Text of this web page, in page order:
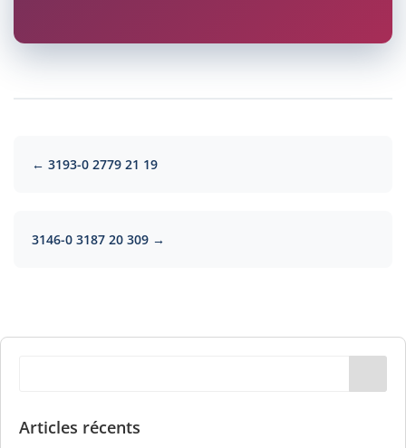
← 3193-0 2779 21 19
3146-0 3187 20 309 →
Articles récents